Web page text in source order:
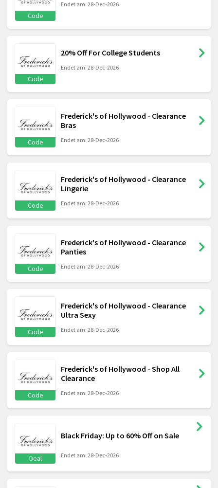
Code
Endet am: 28-Dec-2026
Code
20% Off For College Students
Endet am: 28-Dec-2026
Code
Frederick's of Hollywood - Clearance
Bras
Endet am: 28-Dec-2026
Code
Frederick's of Hollywood - Clearance
Lingerie
Endet am: 28-Dec-2026
Code
Frederick's of Hollywood - Clearance
Panties
Endet am: 28-Dec-2026
Code
Frederick's of Hollywood - Clearance
Ultra Sexy
Endet am: 28-Dec-2026
Code
Frederick's of Hollywood - Shop All
Clearance
Endet am: 28-Dec-2026
Deal
Black Friday: Up to 60% Off on Sale
Endet am: 28-Dec-2026